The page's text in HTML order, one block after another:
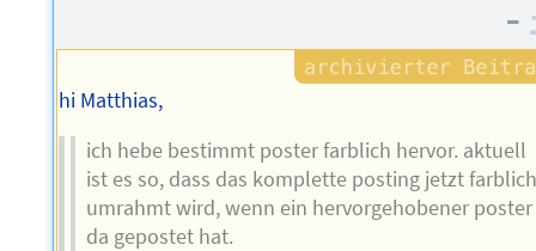
–
hi Matthias,
ich hebe bestimmt poster farblich hervor. aktuell
ist es so, dass das komplette posting jetzt
umrahmt wird, wenn ein hervorgehobener poster
da gepostet hat.